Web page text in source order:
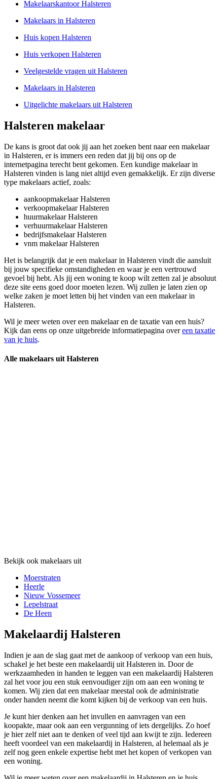
Makelaarskantoor Halsteren
Makelaars in Halsteren
Huis kopen Halsteren
Huis verkopen Halsteren
Veelgestelde vragen uit Halsteren
Makelaars in Halsteren
Uitgelichte makelaars uit Halsteren
Halsteren makelaar
De kans is groot dat ook jij aan het zoeken bent naar een makelaar
in Halsteren, er is immers een reden dat jij bij ons op de
internetpagina terecht bent gekomen. Een kundige makelaar in
Halsteren vinden is lang niet altijd even gemakkelijk. Er zijn diverse
type makelaars actief, zoals:
aankoopmakelaar Halsteren
verkoopmakelaar Halsteren
huurmakelaar Halsteren
verhuurmakelaar Halsteren
bedrijfsmakelaar Halsteren
vnm makelaar Halsteren
Het is belangrijk dat je een makelaar in Halsteren vindt die aansluit
bij jouw specifieke omstandigheden en waar je een vertrouwd
gevoel bij hebt. Als jij een woning te koop wilt zetten zal je absoluut
deze site eens goed door moeten lezen. Wij zullen je laten zien op
welke zaken je moet letten bij het vinden van een makelaar in
Halsteren.
Wil je meer weten over een makelaar en de taxatie van een huis?
Kijk dan eens op onze uitgebreide informatiepagina overeen taxatie
van je huis.
Alle makelaars uit Halsteren
Bekijk ook makelaars uit
Moerstraten
Heerle
Nieuw Vossemeer
Lepelstraat
De Heen
Makelaardij Halsteren
Indien je aan de slag gaat met de aankoop of verkoop van een huis,
schakel je het beste een makelaardij uit Halsteren in. Door de
werkzaamheden in handen te leggen van een makelaardij Halsteren
zal het voor jou een stuk eenvoudiger zijn om aan een woning te
komen. Wij zien dat een makelaar meestal ook de administratie
onder handen neemt die komt kijken bij de verkoop van een huis.
Je kunt hier denken aan het invullen en aanvragen van een
koopakte, maar ook aan een vergunning of iets dergelijks. Zo hoef
je hier zelf niet aan te denken of veel tijd aan kwijt te zijn. Iedereen
heeft voordeel van een makelaardij in Halsteren, al helemaal als je
zelf nog geen enkele expertise hebt met het kopen of verkopen van
een woning.